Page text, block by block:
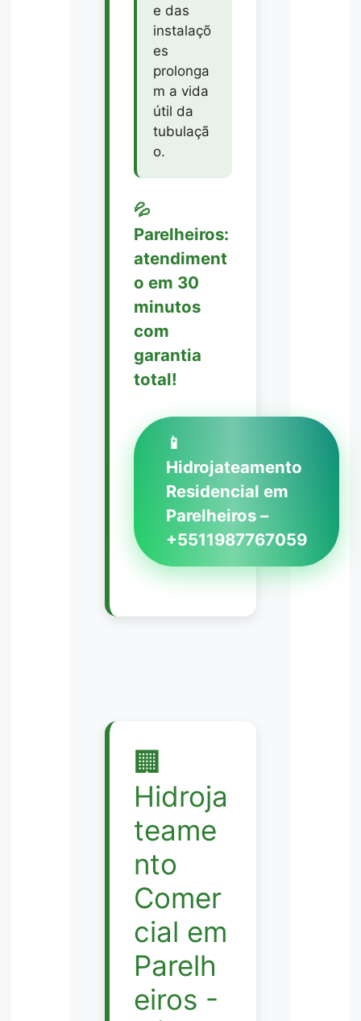
e das
instalaçõ
es
prolonga
m a vida
útil da
tubulaçã
o.
💦
Parelheiros:
atendiment
o em 30
minutos
com
garantia
total!
📱
Hidrojateamento
Residencial em
Parelheiros –
+5511987767059
🏢
Hidroja
teame
nto
Comer
cial em
Parelh
eiros -